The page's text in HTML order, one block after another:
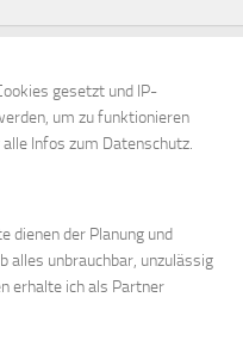
gesetzt und IP-
um zu funktionieren
Infos zum Datenschutz.
dienen der Planung und
alles unbrauchbar, unzulässig
erhalte ich als Partner